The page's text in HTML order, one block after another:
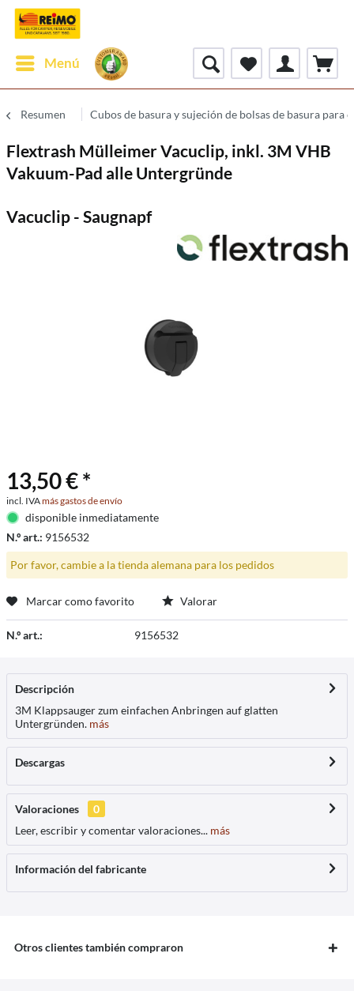
Menú
Resumen Cubos de basura y sujeción de bolsas de basura para
Flextrash Mülleimer Vacuclip, inkl. 3M VHB
Vakuum-Pad alle Untergründe
Vacuclip - Saugnapf
13,50 € *
incl. IVAmás gastos de envío
disponible inmediatamente
N.º art.: 9156532
Por favor, cambie a la tienda alemana para los pedidos
Marcar como favorito Valorar
N.º art.: 9156532
Descripción
3M Klappsauger zum einfachen Anbringen auf glatten
Untergründen. más
Descargas
Valoraciones
0
Leer, escribir y comentar valoraciones... más
Información del fabricante
Otros clientes también compraron